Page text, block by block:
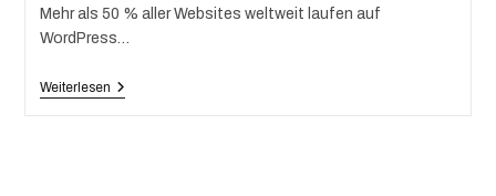
Mehr als 50 % aller Websites weltweit laufen auf
WordPress…
Weiterlesen